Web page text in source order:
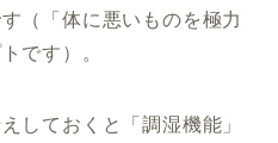
（「体に悪いものを極力
です）。
しておくと「調湿機能」